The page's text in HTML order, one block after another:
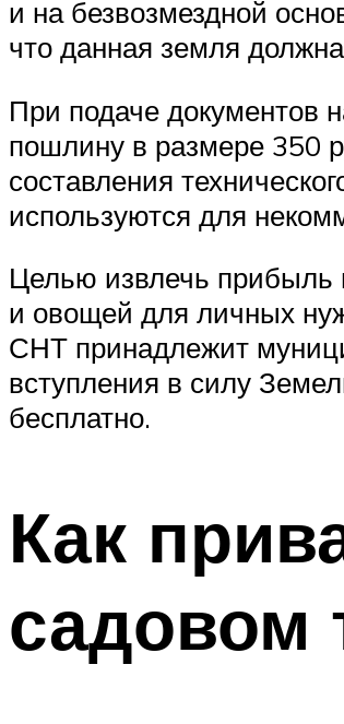
и на безвозмездной
что данная земля
При подаче документов
пошлину в размере 350
составления
используются для
Целью извлечь прибыль
и овощей для личных
СНТ принадлежит
вступления в силу
бесплатно.
Как
садовом